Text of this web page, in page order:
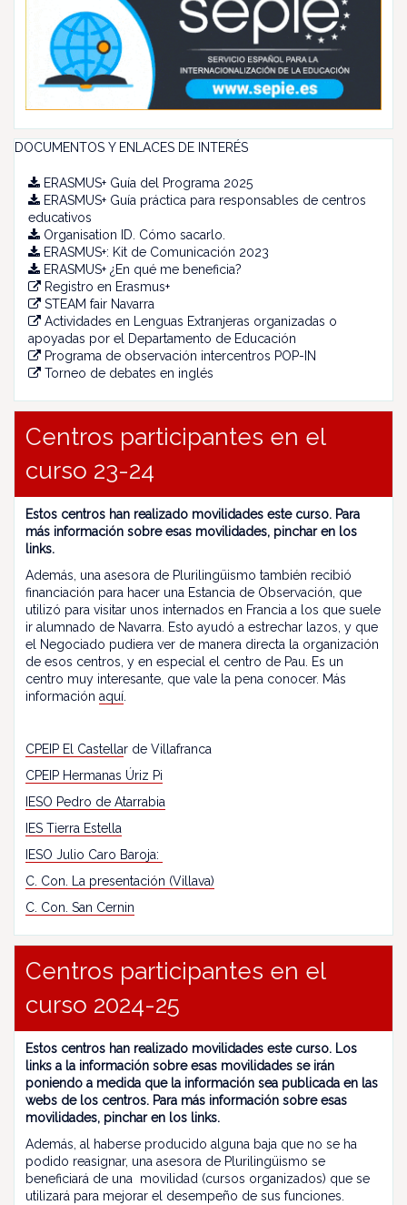
DOCUMENTOS Y ENLACES DE INTERÉS
ERASMUS+ Guía del Programa 2025
ERASMUS+ Guía práctica para responsables de centros
educativos
Organisation ID. Cómo sacarlo.
ERASMUS+: Kit de Comunicación 2023
ERASMUS+ ¿En qué me beneficia?
Registro en Erasmus+
STEAM fair Navarra
Actividades en Lenguas Extranjeras organizadas o
apoyadas por el Departamento de Educación
Programa de observación intercentros POP-IN
Torneo de debates en inglés
Centros participantes en el
curso 23-24
Estos centros han realizado movilidades este curso. Para
más información sobre esas movilidades, pinchar en los
links.
Además, una asesora de Plurilingüismo también recibió
financiación para hacer una Estancia de Observación, que
utilizó para visitar unos internados en Francia a los que suele
ir alumnado de Navarra. Esto ayudó a estrechar lazos, y que
el Negociado pudiera ver de manera directa la organización
de esos centros, y en especial el centro de Pau. Es un
centro muy interesante, que vale la pena conocer. Más
información aquí
CPEIP El Castellar de Villafranca
CPEIP Hermanas Úriz Pi
IESO Pedro de Atarrabia
IES Tierra Estella
IESO Julio Caro Baroja:
C. Con. La presentación (Villava)
C. Con. San Cernin
Centros participantes en el
curso 2024-25
Estos centros han realizado movilidades este curso. Los
links a la información sobre esas movilidades se irán
poniendo a medida que la información sea publicada en las
webs de los centros. Para más información sobre esas
movilidades, pinchar en los links.
Además, al haberse producido alguna baja que no se ha
podido reasignar, una asesora de Plurilingüismo se
beneficiará de una movilidad (cursos organizados) que se
utilizará para mejorar el desempeño de sus funciones.